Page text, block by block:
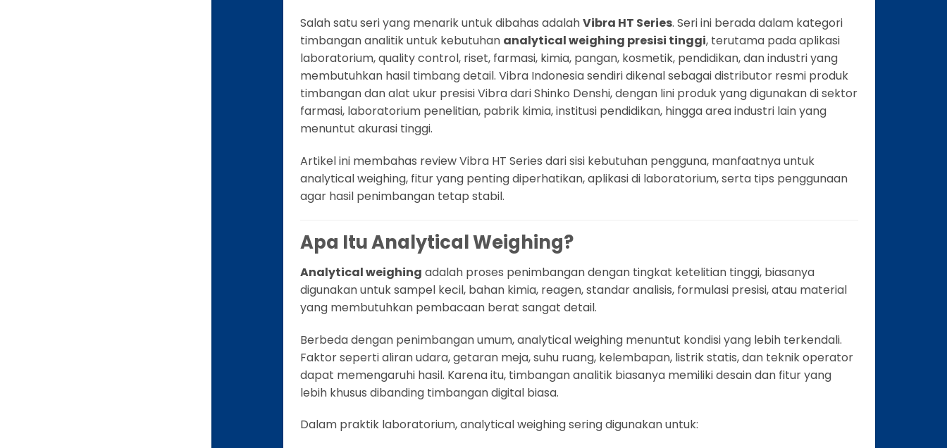
Salah satu seri yang menarik untuk dibahas adalahVibra HT Series. Seri ini berada dalam kategori
timbangan analitik untuk kebutuhan analytical weighing presisi tinggi, terutama pada aplikasi
laboratorium, quality control, riset, farmasi, kimia, pangan, kosmetik, pendidikan, dan industri yang
membutuhkan hasil timbang detail. Vibra Indonesia sendiri dikenal sebagai distributor resmi produk
timbangan dan alat ukur presisi Vibra dari Shinko Denshi, dengan lini produk yang digunakan di sektor
farmasi, laboratorium penelitian, pabrik kimia, institusi pendidikan, hingga area industri lain yang
menuntut akurasi tinggi.
Artikel ini membahas review Vibra HT Series dari sisi kebutuhan pengguna, manfaatnya untuk
analytical weighing, fitur yang penting diperhatikan, aplikasi di laboratorium, serta tips penggunaan
agar hasil penimbangan tetap stabil.
Apa Itu Analytical Weighing?
Analytical weighing adalah proses penimbangan dengan tingkat ketelitian tinggi, biasanya
digunakan untuk sampel kecil, bahan kimia, reagen, standar analisis, formulasi presisi, atau material
yang membutuhkan pembacaan berat sangat detail.
Berbeda dengan penimbangan umum, analytical weighing menuntut kondisi yang lebih terkendali.
Faktor seperti aliran udara, getaran meja, suhu ruang, kelembapan, listrik statis, dan teknik operator
dapat memengaruhi hasil. Karena itu, timbangan analitik biasanya memiliki desain dan fitur yang
lebih khusus dibanding timbangan digital biasa.
Dalam praktik laboratorium, analytical weighing sering digunakan untuk: